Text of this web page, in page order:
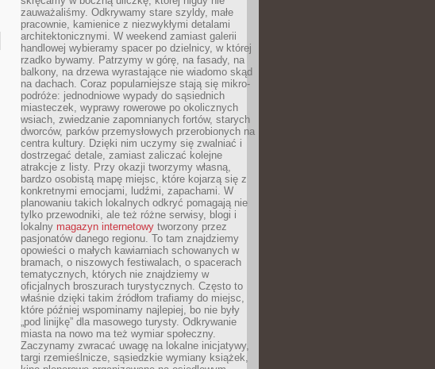
zauważaliśmy. Odkrywamy stare szyldy, małe
pracownie, kamienice z niezwykłymi detalami
architektonicznymi. W weekend zamiast galerii
handlowej wybieramy spacer po dzielnicy, w której
rzadko bywamy. Patrzymy w górę, na fasady, na
balkony, na drzewa wyrastające nie wiadomo skąd
na dachach. Coraz popularniejsze stają się mikro-
podróże: jednodniowe wypady do sąsiednich
miasteczek, wyprawy rowerowe po okolicznych
wsiach, zwiedzanie zapomnianych fortów, starych
dworców, parków przemysłowych przerobionych na
centra kultury. Dzięki nim uczymy się zwalniać i
dostrzegać detale, zamiast zaliczać kolejne
atrakcje z listy. Przy okazji tworzymy własną,
bardzo osobistą mapę miejsc, które kojarzą się z
konkretnymi emocjami, ludźmi, zapachami. W
planowaniu takich lokalnych odkryć pomagają nie
tylko przewodniki, ale też różne serwisy, blogi i
lokalny magazyn internetowy tworzony przez
pasjonatów danego regionu. To tam znajdziemy
opowieści o małych kawiarniach schowanych w
bramach, o niszowych festiwalach, o spacerach
tematycznych, których nie znajdziemy w
oficjalnych broszurach turystycznych. Często to
właśnie dzięki takim źródłom trafiamy do miejsc,
które później wspominamy najlepiej, bo nie były
„pod linijkę” dla masowego turysty. Odkrywanie
miasta na nowo ma też wymiar społeczny.
Zaczynamy zwracać uwagę na lokalne inicjatywy,
targi rzemieślnicze, sąsiedzkie wymiany książek,